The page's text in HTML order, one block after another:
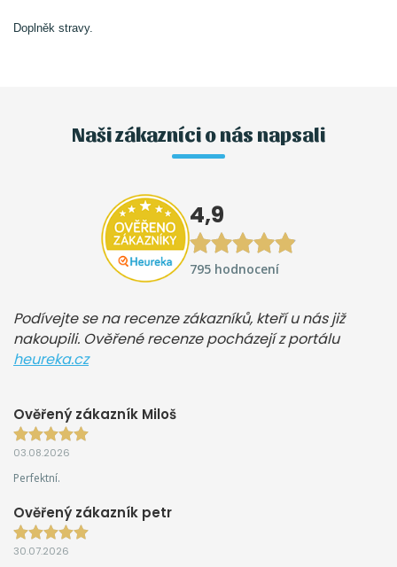
Doplněk stravy.
Naši zákazníci o nás napsali
4,9
795 hodnocení
Podívejte se na recenze zákazníků, kteří u nás již
nakoupili. Ověřené recenze pocházejí z portálu
heureka.cz
Ověřený zákazník Miloš
03.08.2026
Perfektní.
Ověřený zákazník petr
30.07.2026